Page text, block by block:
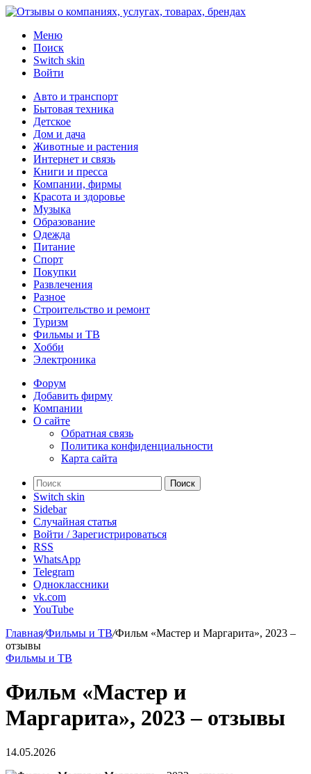
Меню
Поиск
Switch skin
Войти
Авто и транспорт
Бытовая техника
Детское
Дом и дача
Животные и растения
Интернет и связь
Книги и пресса
Компании, фирмы
Красота и здоровье
Музыка
Образование
Одежда
Питание
Спорт
Покупки
Развлечения
Разное
Строительство и ремонт
Туризм
Фильмы и ТВ
Хобби
Электроника
Форум
Добавить фирму
Компании
О сайте
Обратная связь
Политика конфиденциальности
Карта сайта
Поиск
Switch skin
Sidebar
Случайная статья
Войти / Зарегистрироваться
RSS
WhatsApp
Telegram
Одноклассники
vk.com
YouTube
Главная/Фильмы и ТВ/Фильм «Мастер и Маргарита», 2023 –
отзывы
Фильмы и ТВ
Фильм «Мастер и
Маргарита», 2023 – отзывы
14.05.2026